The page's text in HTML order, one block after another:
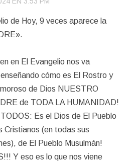
de Hoy, 9 veces aparece la
en El Evangelio nos va
cómo es El Rostro y
de Dios NUESTRO
de TODA LA HUMANIDAD!
Es el Dios de El Pueblo
Cristianos (en todas sus
de El Pueblo Musulmán!
Y eso es lo que nos viene